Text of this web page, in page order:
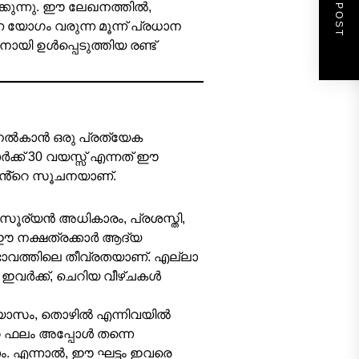
ഈ ലേഖനത്തിൽ,
യോഗം വരുന്ന മൂന്ന് പ്രധാന
ഉൾപ്പെടുത്തിയ രണ്ട്
ഒരു പ്രത്യേക
30 വയസ്സ് എന്നത് ഈ
സൂചനയാണ്.
അധികാരം, പ്രശസ്തി,
നക്ഷത്രക്കാർ ആദ്യ
തീവ്രതയാണ്. എല്ലാ
ഇവർക്ക്, ചെറിയ വീഴ്ചകൾ
തൊഴിൽ എന്നിവയിൽ
ഫലം അപ്പോൾ തന്നെ
എന്നാൽ, ഈ ഘട്ടം ഇവരെ